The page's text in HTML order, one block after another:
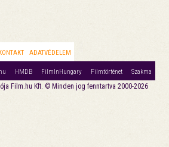
ADATVÉDELEM
HMDB FilmInHungary Filmtörténet Szakma
Film.hu Kft. © Minden jog fenntartva 2000-2026